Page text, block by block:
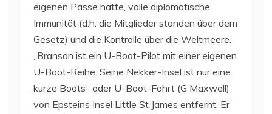
eigenen Pässe hatte, volle diplomatische
Immunität (d.h. die Mitglieder standen über dem
Gesetz) und die Kontrolle über die Weltmeere.
„Branson ist ein U-Boot-Pilot mit einer eigenen
U-Boot-Reihe. Seine Nekker-Insel ist nur eine
kurze Boots- oder U-Boot-Fahrt (G Maxwell)
von Epsteins Insel Little St James entfernt. Er